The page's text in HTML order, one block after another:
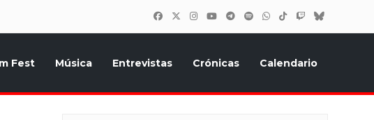
Fest Música Entrevistas Crónicas Calendario